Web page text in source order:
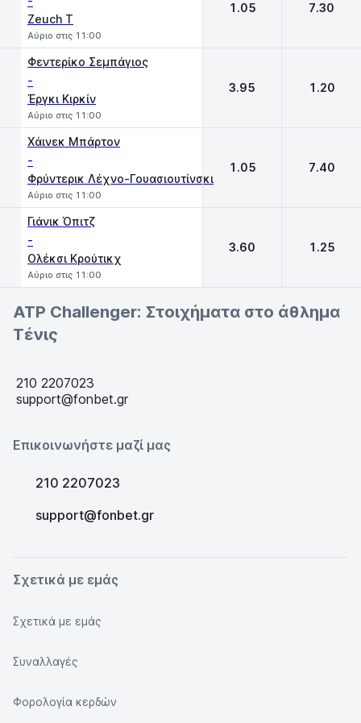
Zeuch T
Αύριο στις 11:00
1.05 7.30
Φεντερίκο Σεμπάγιος
-
Έργκι Κιρκίν
Αύριο στις 11:00
3.95 1.20
Χάινεκ Μπάρτον
-
Φρύντερικ Λέχνο-Γουασιουτίνσκι
Αύριο στις 11:00
1.05 7.40
Γιάνικ Όπιτζ
-
Ολέκσι Κρούτικχ
Αύριο στις 11:00
3.60 1.25
ATP Challenger: Στοιχήματα στο άθλημα
Τένις
210 2207023
support@fonbet.gr
Επικοινωνήστε μαζί μας
210 2207023
support@fonbet.gr
Σχετικά με εμάς
Σχετικά με εμάς
Συναλλαγές
Φορολογία κερδών